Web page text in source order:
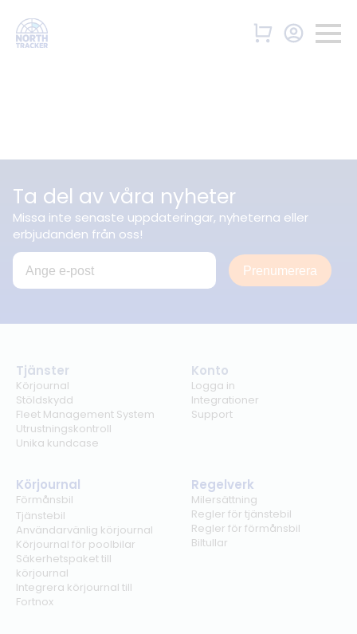
Ta del av våra nyheter
Missa inte senaste uppdateringar, nyheterna eller
erbjudanden från oss!
Prenumerera
Tjänster
Körjournal
Stöldskydd
Fleet Management System
Utrustningskontroll
Unika kundcase
Konto
Logga in
Integrationer
Support
Körjournal
Förmånsbil
Tjänstebil
Användarvänlig körjournal
Körjournal för poolbilar
Säkerhetspaket till
körjournal
Integrera körjournal till
Fortnox
Regelverk
Milersättning
Regler för tjänstebil
Regler för förmånsbil
Biltullar